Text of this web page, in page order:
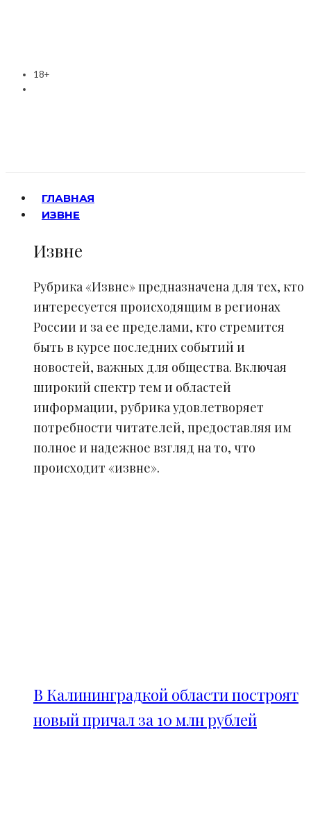
18+
ГЛАВНАЯ
ИЗВНЕ
Извне
Рубрика «Извне» предназначена для тех, кто
интересуется происходящим в регионах
России и за ее пределами, кто стремится
быть в курсе последних событий и
новостей, важных для общества. Включая
широкий спектр тем и областей
информации, рубрика удовлетворяет
потребности читателей, предоставляя им
полное и надежное взгляд на то, что
происходит «извне».
В Калининградкой области построят
новый причал за 10 млн рублей